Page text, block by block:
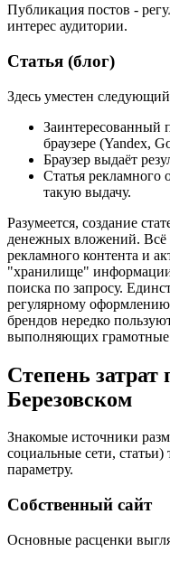
Публикация постов -
интерес аудитории.
Статья (блог)
Здесь уместен
Заинтересованный
браузере (Yandex,
Браузер выдаёт
Статья рекламного
такую выдачу.
Разумеется, создание
денежных вложений. Всё
рекламного контента и
"хранилище"
поиска по запросу.
регулярному
брендов нередко
выполняющих грамотные
Степень
Березовском
Знакомые источники
социальные сети,
параметру.
Собственный сайт
Основные расценки